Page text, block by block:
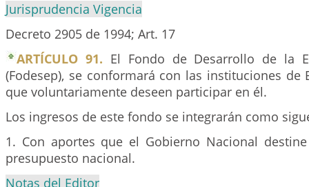
Jurisprudencia Vigencia
Decreto 2905 de 1994; Art. 17
ARTÍCULO 91. El Fondo de Desarrollo de la
(Fodesep), se conformará con las instituciones de
que voluntariamente deseen participar en él.
Los ingresos de este fondo se integrarán como
1. Con aportes que el Gobierno Nacional
presupuesto nacional.
Notas del Editor